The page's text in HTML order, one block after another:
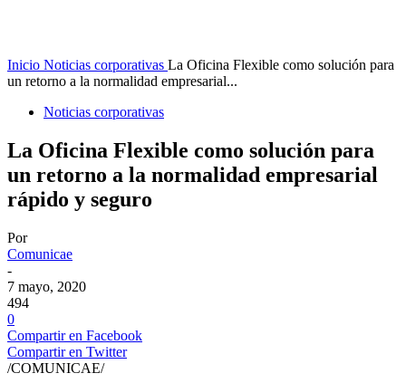
Inicio Noticias corporativas La Oficina Flexible como solución para
un retorno a la normalidad empresarial...
Noticias corporativas
La Oficina Flexible como solución para
un retorno a la normalidad empresarial
rápido y seguro
Por
Comunicae
-
7 mayo, 2020
494
0
Compartir en Facebook
Compartir en Twitter
/COMUNICAE/